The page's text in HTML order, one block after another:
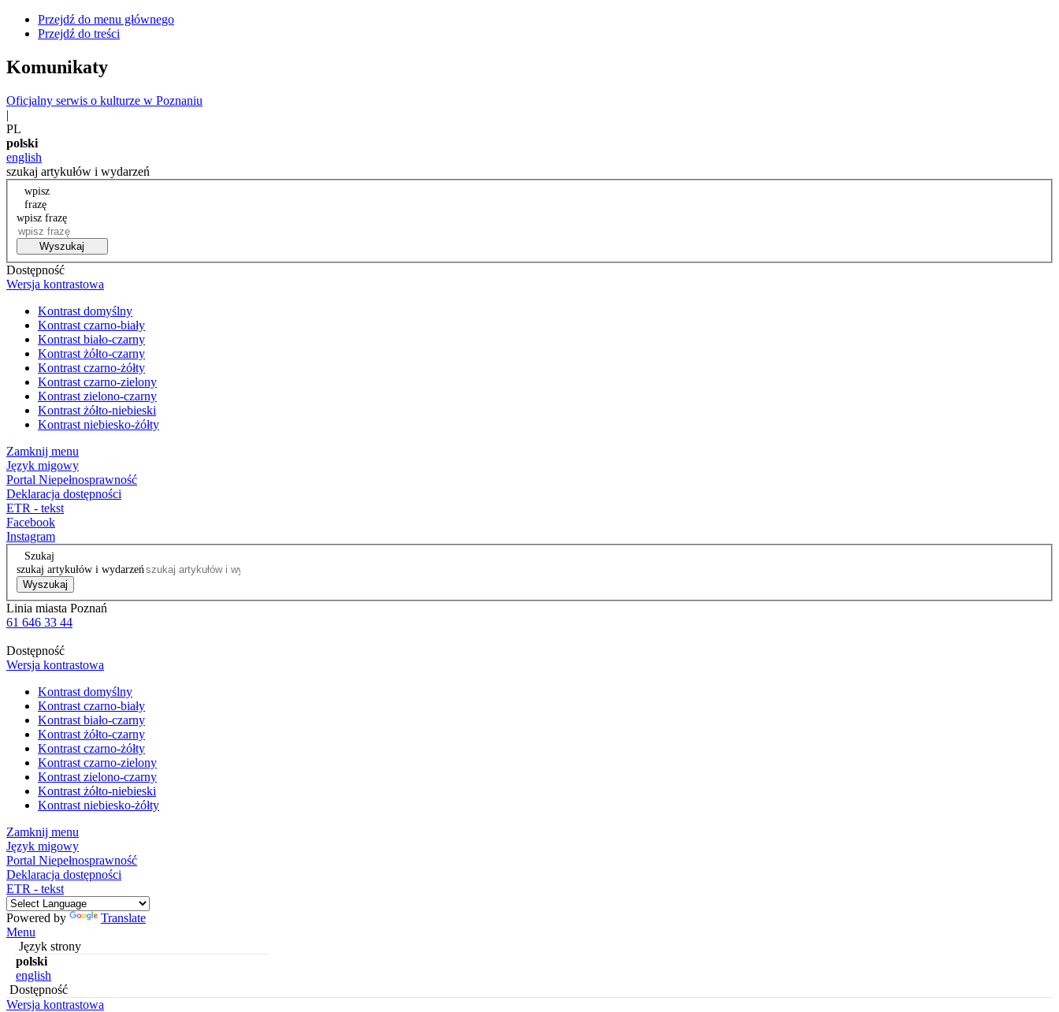
Przejdź do menu głównego
Przejdź do treści
Komunikaty
Oficjalny serwis o kulturze w Poznaniu
|
PL
polski
english
szukaj artykułów i wydarzeń
wpisz
frazę
wpisz frazę
Wyszukaj
Dostępność
Wersja kontrastowa
Kontrast domyślny
Kontrast czarno-biały
Kontrast biało-czarny
Kontrast żółto-czarny
Kontrast czarno-żółty
Kontrast czarno-zielony
Kontrast zielono-czarny
Kontrast żółto-niebieski
Kontrast niebiesko-żółty
Zamknij menu
Język migowy
Portal Niepełnosprawność
Deklaracja dostępności
ETR - tekst
Facebook
Instagram
Szukaj
szukaj artykułów i wydarzeń
Wyszukaj
Linia miasta Poznań
61 646 33 44
Dostępność
Wersja kontrastowa
Kontrast domyślny
Kontrast czarno-biały
Kontrast biało-czarny
Kontrast żółto-czarny
Kontrast czarno-żółty
Kontrast czarno-zielony
Kontrast zielono-czarny
Kontrast żółto-niebieski
Kontrast niebiesko-żółty
Zamknij menu
Język migowy
Portal Niepełnosprawność
Deklaracja dostępności
ETR - tekst
Powered by
Translate
Menu
Język strony
polski
english
Dostępność
Wersja kontrastowa